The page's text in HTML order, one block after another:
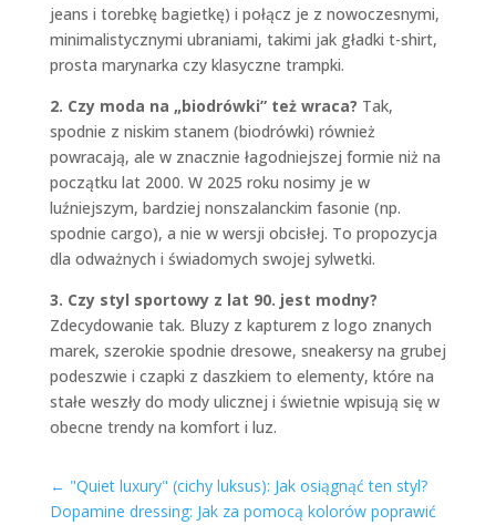
jeans i torebkę bagietkę) i połącz je z nowoczesnymi,
minimalistycznymi ubraniami, takimi jak gładki t-shirt,
prosta marynarka czy klasyczne trampki.
2. Czy moda na „biodrówki” też wraca? Tak,
spodnie z niskim stanem (biodrówki) również
powracają, ale w znacznie łagodniejszej formie niż na
początku lat 2000. W 2025 roku nosimy je w
luźniejszym, bardziej nonszalanckim fasonie (np.
spodnie cargo), a nie w wersji obcisłej. To propozycja
dla odważnych i świadomych swojej sylwetki.
3. Czy styl sportowy z lat 90. jest modny?
Zdecydowanie tak. Bluzy z kapturem z logo znanych
marek, szerokie spodnie dresowe, sneakersy na grubej
podeszwie i czapki z daszkiem to elementy, które na
stałe weszły do mody ulicznej i świetnie wpisują się w
obecne trendy na komfort i luz.
← "Quiet luxury" (cichy luksus): Jak osiągnąć ten styl?
Dopamine dressing: Jak za pomocą kolorów poprawić